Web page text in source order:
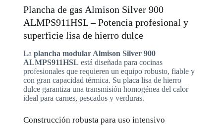
Plancha de gas Almison Silver 900
ALMPS911HSL – Potencia profesional y
superficie lisa de hierro dulce
La plancha modular Almison Silver 900
ALMPS911HSL está diseñada para cocinas
profesionales que requieren un equipo robusto, fiable y
con gran capacidad térmica. Su placa lisa de hierro
dulce garantiza una transmisión homogénea del calor
ideal para carnes, pescados y verduras.
Construcción robusta para uso intensivo